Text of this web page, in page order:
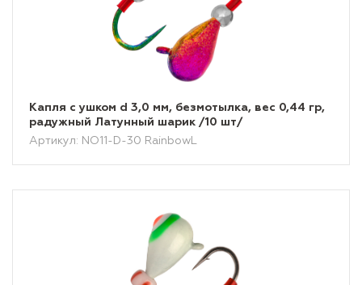
Капля с ушком d 3,0 мм, безмотылка, вес 0,44 гр,
радужный Латунный шарик /10 шт/
Артикул: NO11-D-30 RainbowL